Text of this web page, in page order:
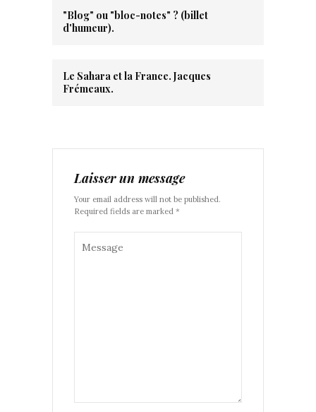
"Blog" ou "bloc-notes" ? (billet
d'humeur).
Le Sahara et la France. Jacques
Frémeaux.
Laisser un message
Your email address will not be published.
Required fields are marked *